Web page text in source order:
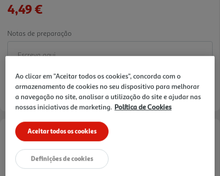
4,49 €
Notas de preparação
Informações de Marketing
Saboreie a densa crema dourada antes de apreciar a suavidade e a
Ao clicar em "Aceitar todos os cookies", concorda com o
armazenamento de cookies no seu dispositivo para melhorar
a navegação no site, analisar a utilização do site e ajudar nas
nossas iniciativas de marketing. Política de Cookies
Aceitar todos os cookies
Definições de cookies